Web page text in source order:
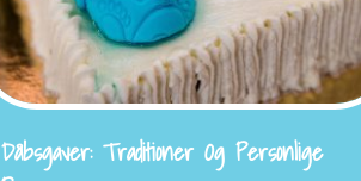
Dåbsgaver: Traditioner Og Personlige